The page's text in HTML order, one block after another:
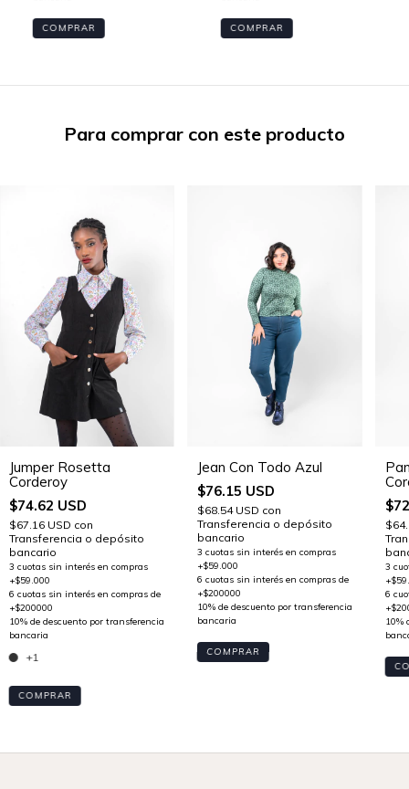
COMPRAR COMPRAR
Para comprar con este producto
Jumper Rosetta
Corderoy
$74.62 USD
$67.16 USD con
Transferencia o depósito
bancario
+1
COMPRAR
Jean Con Todo Azul
$76.15 USD
$68.54 USD con
Transferencia o depósito
bancario
COMPRAR